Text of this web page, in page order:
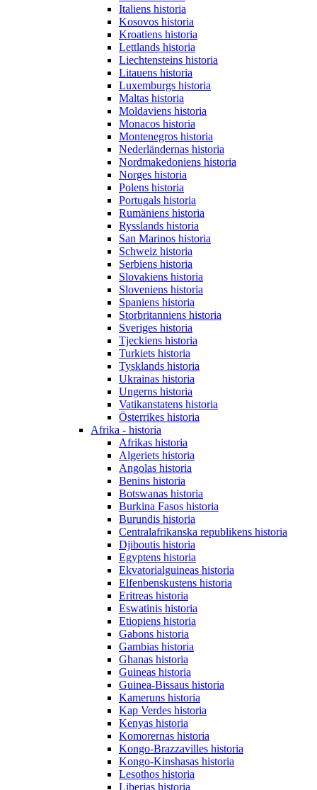
Italiens historia
Kosovos historia
Kroatiens historia
Lettlands historia
Liechtensteins historia
Litauens historia
Luxemburgs historia
Maltas historia
Moldaviens historia
Monacos historia
Montenegros historia
Nederländernas historia
Nordmakedoniens historia
Norges historia
Polens historia
Portugals historia
Rumäniens historia
Rysslands historia
San Marinos historia
Schweiz historia
Serbiens historia
Slovakiens historia
Sloveniens historia
Spaniens historia
Storbritanniens historia
Sveriges historia
Tjeckiens historia
Turkiets historia
Tysklands historia
Ukrainas historia
Ungerns historia
Vatikanstatens historia
Österrikes historia
Afrika - historia
Afrikas historia
Algeriets historia
Angolas historia
Benins historia
Botswanas historia
Burkina Fasos historia
Burundis historia
Centralafrikanska republikens historia
Djiboutis historia
Egyptens historia
Ekvatorialguineas historia
Elfenbenskustens historia
Eritreas historia
Eswatinis historia
Etiopiens historia
Gabons historia
Gambias historia
Ghanas historia
Guineas historia
Guinea-Bissaus historia
Kameruns historia
Kap Verdes historia
Kenyas historia
Komorernas historia
Kongo-Brazzavilles historia
Kongo-Kinshasas historia
Lesothos historia
Liberias historia